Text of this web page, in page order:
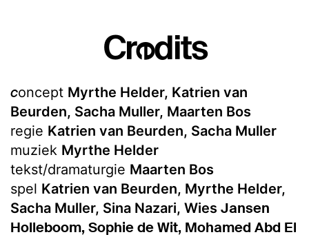
Credits
concept Myrthe Helder, Katrien van
Beurden, Sacha Muller, Maarten Bos
regie Katrien van Beurden, Sacha Muller
muziek Myrthe Helder
tekst/dramaturgie Maarten Bos
spel Katrien van Beurden, Myrthe Helder,
Sacha Muller, Sina Nazari, Wies Jansen
Holleboom, Sophie de Wit, Mohamed Abd El